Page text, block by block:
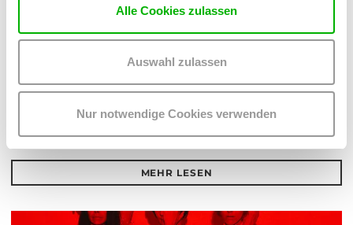
Alle Cookies zulassen
Auswahl zulassen
Nur notwendige Cookies verwenden
Mi 12.8.2026
Hof
MEHR LESEN